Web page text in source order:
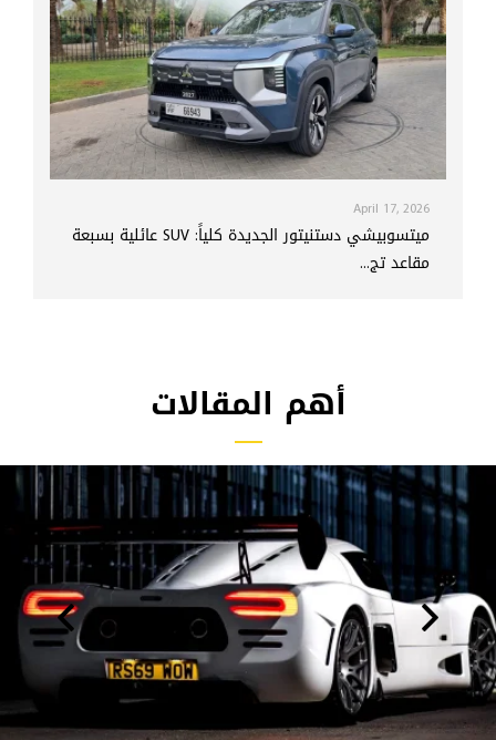
April 17, 2026
ميتسوبيشي دستنيتور الجديدة كلياً: SUV عائلية بسبعة
مقاعد تج...
أهم المقالات